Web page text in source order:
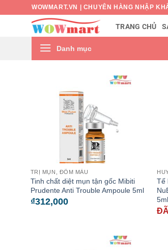
WOWMART.VN | CHUYÊN HÀNG NHẬP
TRANG CHỦ
Danh mục
TRỊ MỤN, ĐỐM MÀU
Tinh chất diệt mụn tận gốc Mibiti
Prudente Anti Trouble Ampoule 5ml
₫312,000
Tế